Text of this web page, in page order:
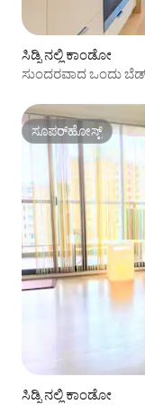
ಸಿಡ್ನಿ ನಲ್ಲಿ ಕಾಂಡೋ
ಸುಂದರವಾದ ಒಂದು
ಸೂಪರ್‌ಹೋಸ್ಟ್
ಸೂಪರ್‌ಹೋಸ್ಟ್
ಸಿಡ್ನಿ ನಲ್ಲಿ ಕಾಂಡೋ